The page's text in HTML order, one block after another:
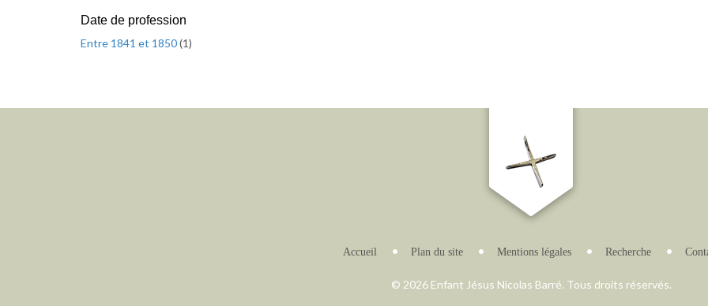
Date de profession
Entre 1841 et 1850(1)
Accueil Plan du site Mentions légales Recherche
© 2026 Enfant Jésus Nicolas Barré. Tous droits réservés.